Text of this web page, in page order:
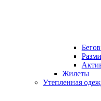
Жилеты
Утепленная